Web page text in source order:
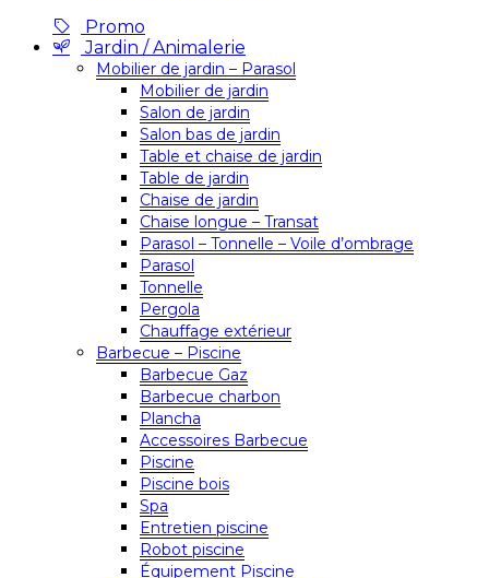
Promo
Jardin / Animalerie
Mobilier de jardin – Parasol
Mobilier de jardin
Salon de jardin
Salon bas de jardin
Table et chaise de jardin
Table de jardin
Chaise de jardin
Chaise longue – Transat
Parasol – Tonnelle – Voile d’ombrage
Parasol
Tonnelle
Pergola
Chauffage extérieur
Barbecue – Piscine
Barbecue Gaz
Barbecue charbon
Plancha
Accessoires Barbecue
Piscine
Piscine bois
Spa
Entretien piscine
Robot piscine
Équipement Piscine